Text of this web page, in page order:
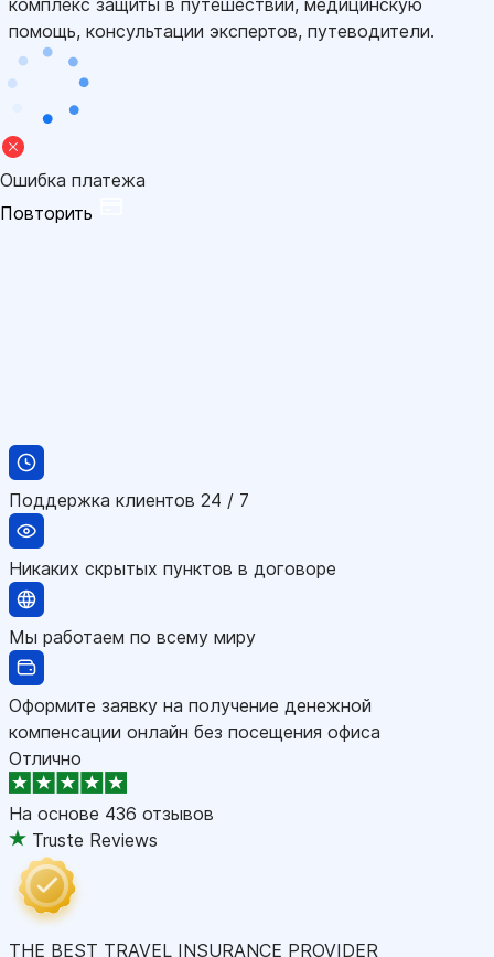
помощь, консультации экспертов, путеводители.
Ошибка платежа
Повторить
Поддержка клиентов 24 / 7
Никаких скрытых пунктов в договоре
Мы работаем по всему миру
Оформите заявку на получение денежной
компенсации онлайн без посещения офиса
Отлично
На основе 436 отзывов
Truste Reviews
THE BEST TRAVEL INSURANCE PROVIDER